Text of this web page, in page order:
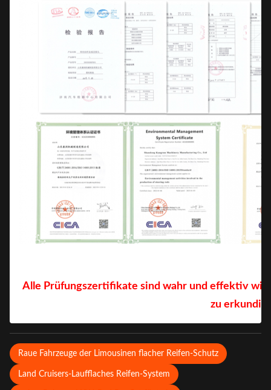
Alle Prüfungszertifikate sind wahr und effektiv
zu
Raue Fahrzeuge der Limousinen flacher Reifen-Schutz
Land Cruisers-Laufflaches Reifen-System